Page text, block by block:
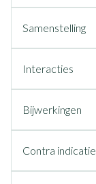
Samenstelling
Interacties
Bijwerkingen
Contra indicatie